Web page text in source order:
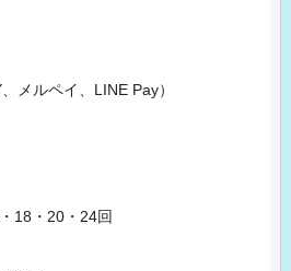
メルペイ、LINE Pay）
18・20・24回